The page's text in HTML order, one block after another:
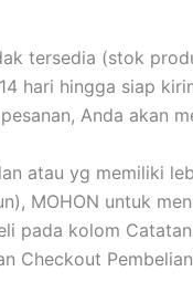
tersedia (stok
hari hingga siap
Anda akan
atau yg memiliki
MOHON untuk
pada kolom Catatan
Checkout